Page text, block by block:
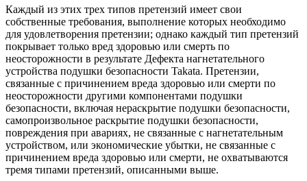
Каждый из этих трех типов претензий имеет свои
собственные требования, выполнение которых необходимо
для удовлетворения претензии; однако каждый тип претензий
покрывает только вред здоровью или смерть по
неосторожности в результате Дефекта нагнетательного
устройства подушки безопасности Takata. Претензии,
связанные с причинением вреда здоровью или смерти по
неосторожности другими компонентами подушки
безопасности, включая нераскрытие подушки безопасности,
самопроизвольное раскрытие подушки безопасности,
повреждения при авариях, не связанные с нагнетательным
устройством, или экономические убытки, не связанные с
причинением вреда здоровью или смерти, не охватываются
тремя типами претензий, описанными выше.